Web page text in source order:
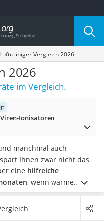
Luftreiniger Vergleich 2026
2026
im Vergleich.
Ionisatoren
manchmal auch
Ihnen zwar nicht das
eine hilfreiche
, wenn warme
Luftreiniger helfen
zu beseitigen.
Allergiker